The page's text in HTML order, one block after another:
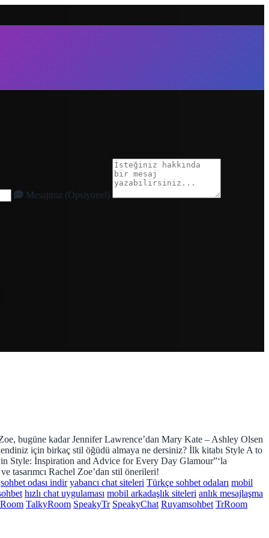
Mesajınız (Opsiyonel)
bugüne kadar Jennifer Lawrence’dan Mary Kate – Ashley Olsen
için birkaç stil öğüdü almaya ne dersiniz? İlk kitabı Style A to
Style: İnspiration and Advice for Every Day Glamour”‘la
tasarımcı Rachel Zoe’dan stil önerileri!
sohbet odası indir yabancı chat siteleri Türkçe sohbet odaları mobil
hızlı chat uygulaması mobil arkadaşlık siteleri anlık mesajlaşma
TalkyRoom SpeakyTr SpeakyChat Ruyamsohbet TrRoom